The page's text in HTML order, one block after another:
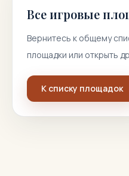
Все игровые
Вернитесь к общему
площадки или открыть
К списку площадок